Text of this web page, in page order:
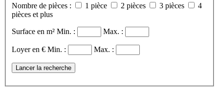
Nombre de pièces : 1 pièce 2 pièces 3 pièces
4
pièces et plus
Surface en m² Min. : Max. :
Loyer en € Min. : Max. :
Lancer la recherche